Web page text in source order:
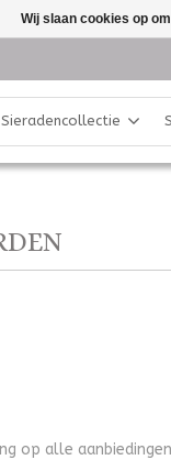
Sieradencollectie
op alle
Wij slaan cookies op